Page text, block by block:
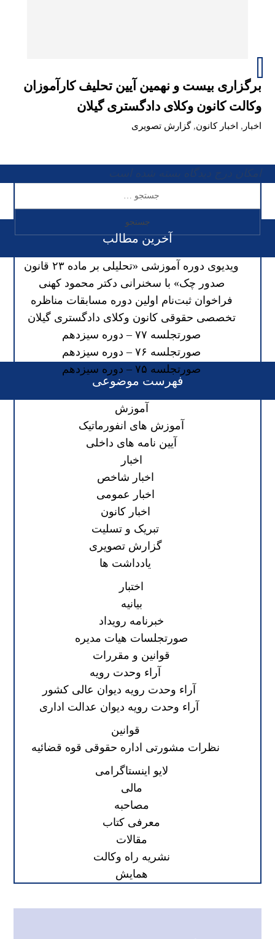
برگزاری بیست و نهمین آیین تحلیف کارآموزان
وکالت کانون وکلای دادگستری گیلان
اخبار , اخبار کانون,گزارش تصویری
آخرین مطالب
ویدیوی دوره آموزشی «تحلیلی بر ماده ۲۳ قانون
صدور چک» با سخنرانی دکتر محمود کهنی
فراخوان ثبت‌نام اولین دوره مسابقات مناظره
تخصصی حقوقی کانون وکلای دادگستری گیلان
صورتجلسه ۷۷ – دوره سیزدهم
صورتجلسه ۷۶ – دوره سیزدهم
صورتجلسه ۷۵ – دوره سیزدهم
فهرست موضوعی
آموزش
آموزش های انفورماتیک
آیین نامه های داخلی
اخبار
اخبار شاخص
اخبار عمومی
اخبار کانون
تبریک و تسلیت
گزارش تصویری
یادداشت ها
اختبار
بیانیه
خبرنامه رویداد
صورتجلسات هیات مدیره
قوانین و مقررات
آراء وحدت رویه
آراء وحدت رویه دیوان عالی کشور
آراء وحدت رویه دیوان عدالت اداری
قوانین
نظرات مشورتی اداره حقوقی قوه قضائیه
لایو اینستاگرامی
مالی
مصاحبه
معرفی کتاب
مقالات
نشریه راه وکالت
همایش